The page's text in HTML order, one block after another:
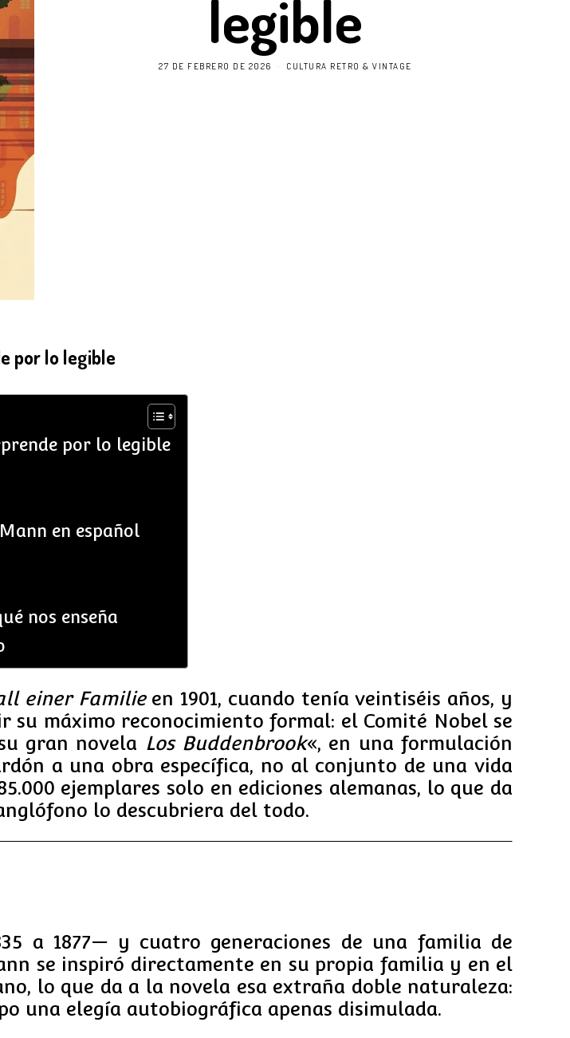
legible
27 DE FEBRERO DE 2026 CULTURA RETRO & VINTAGE
por lo legible
por lo legible
en español
nos enseña
einer Familieen 1901, cuando tenía veintiséis años, y
su máximo reconocimiento formal: el Comité Nobel se
gran novela Los Buddenbrook«, en una formulación
a una obra específica, no al conjunto de una vida
ejemplares solo en ediciones alemanas, lo que da
lo descubriera del todo.
a 1877— y cuatro generaciones de una familia de
se inspiró directamente en su propia familia y en el
lo que da a la novela esa extraña doble naturaleza:
una elegía autobiográfica apenas disimulada.